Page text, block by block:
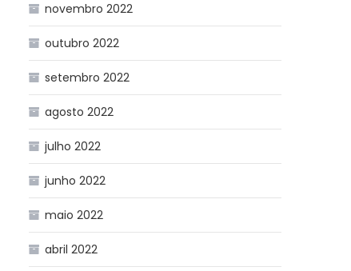
novembro 2022
outubro 2022
setembro 2022
agosto 2022
julho 2022
junho 2022
maio 2022
abril 2022